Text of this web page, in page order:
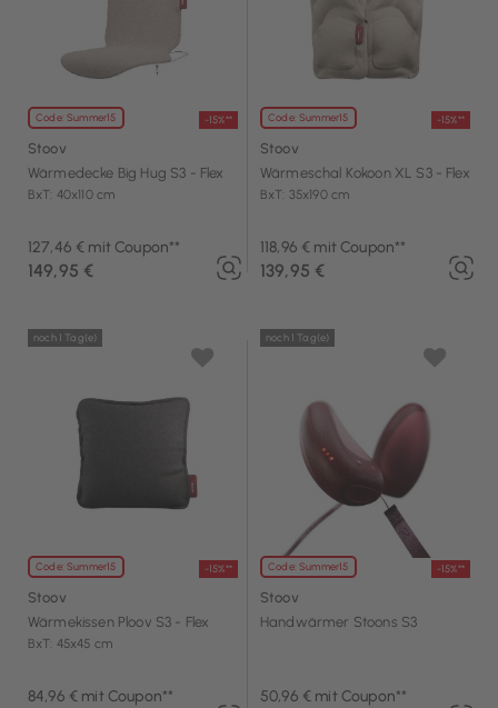
Code: Summer15 -15%**
Stoov
Wärmedecke Big Hug S3 - Flex
BxT: 40x110 cm
127,46 € mit Coupon**
149,95 €
Code: Summer15 -15%**
Stoov
Wärmeschal Kokoon XL S3 - Flex
BxT: 35x190 cm
118,96 € mit Coupon**
139,95 €
Code: Summer15 -15%**
noch 1 Tag(e)
Stoov
Wärmekissen Ploov S3 - Flex
BxT: 45x45 cm
84,96 € mit Coupon**
Code: Summer15 -15%**
noch 1 Tag(e)
Stoov
Handwärmer Stoons S3
50,96 € mit Coupon**